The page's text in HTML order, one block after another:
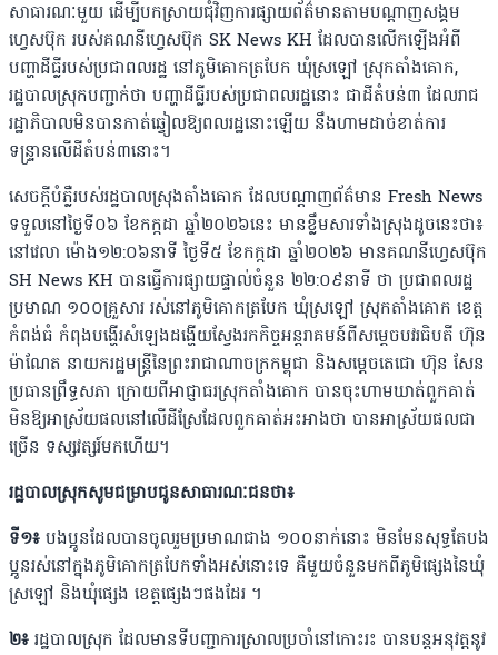
សាធារណៈមួយ ដើម្បីបកស្រាយជុំវិញការផ្សាយព័ត៌មានតាមបណ្តាញសង្គម
ហ្វេសប៊ុក របស់គណនីហ្វេសប៊ុក SK News KH ដែលបានលើកឡើងអំពី
បញ្ហាដីធ្លីរបស់ប្រជាពលរដ្ឋ នៅភូមិគោកត្របែក ឃុំស្រឡៅ ស្រុកតាំងគោក,
រដ្ឋបាលស្រុកបញ្ជាក់ថា បញ្ហាដីធ្លីរបស់ប្រជាពលរដ្ឋនោះ ជាដីតំបន់៣ ដែលរាជ
រដ្ឋាភិបាលមិនបានកាត់ឆ្វៀលឱ្យពលរដ្ឋនោះឡើយ នឹងហាមដាច់ខាត់ការ
ទន្ទ្រានលើដីតំបន់៣នោះ។
សេចក្តីបំភ្លឺរបស់រដ្ឋបាលស្រុងតាំងគោក ដែលបណ្តាញព័ត៌មាន Fresh News
ទទួលនៅថ្ងៃទី០៦ ខែកក្កដា ឆ្នាំ២០២៦នេះ មានខ្លឹមសារទាំងស្រុងដូចនេះថា៖
នៅវេលា ម៉ោង១២:០៦នាទី ថ្ងៃទី៥ ខែកក្កដា ឆ្នាំ២០២៦ មានគណនីហ្វេសប៊ុក
SH News KH បានធ្វើការផ្សាយផ្ទាល់ចំនួន ២២:០៩នាទី ថា ប្រជាពលរដ្ឋ
ប្រមាណ ១០០គ្រួសារ រស់នៅភូមិគោកត្របែក ឃុំស្រឡៅ ស្រុកតាំងគោក ខេត្ត
កំពង់ធំ កំពុងបង្ហើរសំឡេងដង្ហើយស្វែងរកកិច្ចអន្តរាគមន៍ពីសម្តេចបវរធិបតី ហ៊ុន
ម៉ាណែត នាយករដ្ឋមន្ត្រីនៃព្រះរាជាណាចក្រកម្ពុជា និងសម្តេចតេជោ ហ៊ុន សែន
ប្រធានព្រឹទ្ធសភា ក្រោយពីអាជ្ញាធរស្រុកតាំងគោក បានចុះហាមឃាត់ពួកគាត់
មិនឱ្យអាស្រ័យផលនៅលើដីស្រែដែលពួកគាត់អះអាងថា បានអាស្រ័យផលជា
ច្រើន ទស្សវត្សរ៍មកហើយ។
រដ្ឋបាលស្រុកសូមជម្រាបជូនសាធារណៈជនថា៖
ទី១៖ បងប្អូនដែលបានចូលរួមប្រមាណជាង ១០០នាក់នោះ មិនមែនសុទ្ធតែបង
ប្អូនរស់នៅក្នុងភូមិគោកត្របែកទាំងអស់នោះទេ គឺមួយចំនួនមកពីភូមិផ្សេងនៃឃុំ
ស្រឡៅ និងឃុំផ្សេង ខេត្តផ្សេងៗផងដែរ ។
២៖ រដ្ឋបាលស្រុក ដែលមានទីបញ្ជាការស្រាលប្រចាំនៅកោះរះ បានបន្តអនុវត្តនូវ